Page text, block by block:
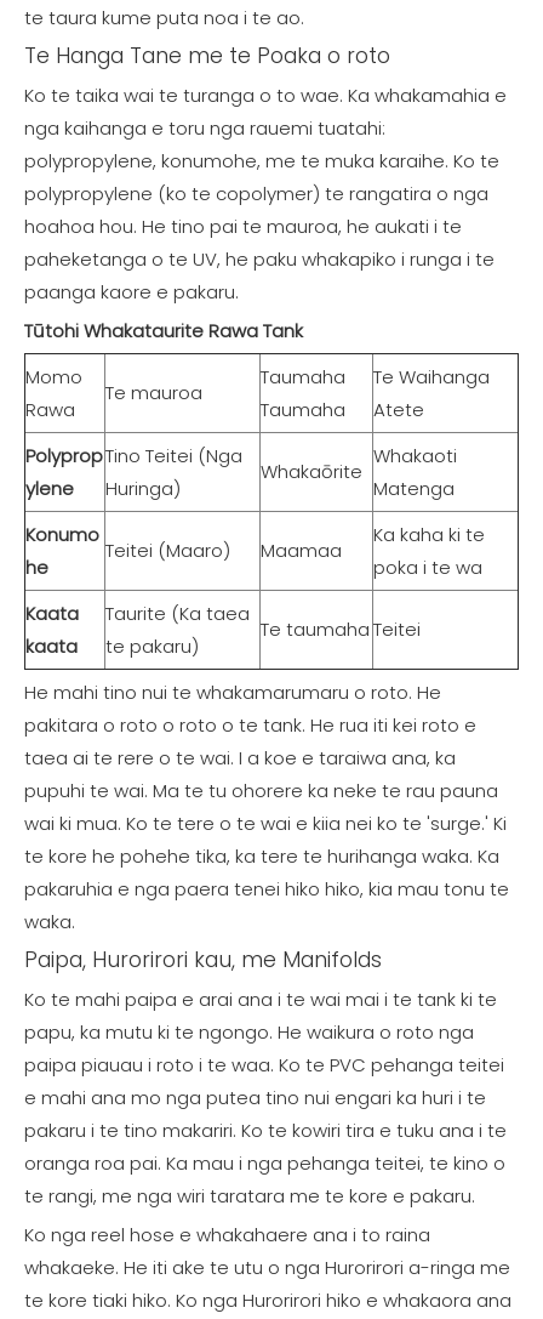
te taura kume puta noa i te ao.
Te Hanga Tane me te Poaka o roto
Ko te taika wai te turanga o to wae. Ka whakamahia e
nga kaihanga e toru nga rauemi tuatahi:
polypropylene, konumohe, me te muka karaihe. Ko te
polypropylene (ko te copolymer) te rangatira o nga
hoahoa hou. He tino pai te mauroa, he aukati i te
paheketanga o te UV, he paku whakapiko i runga i te
paanga kaore e pakaru.
Tūtohi Whakataurite Rawa Tank
Momo
Rawa
Te mauroa
Taumaha
Taumaha
Te Waihanga
Atete
Polyprop
ylene
Tino Teitei (Nga
Huringa)
Whakaōrite
Whakaoti
Matenga
Konumo
he
Teitei (Maaro) Maamaa
Ka kaha ki te
poka i te wa
Kaata
kaata
Taurite (Ka taea
te pakaru)
Te taumahaTeitei
He mahi tino nui te whakamarumaru o roto. He
pakitara o roto o roto o te tank. He rua iti kei roto e
taea ai te rere o te wai. I a koe e taraiwa ana, ka
pupuhi te wai. Ma te tu ohorere ka neke te rau pauna
wai ki mua. Ko te tere o te wai e kiia nei ko te 'surge.' Ki
te kore he pohehe tika, ka tere te hurihanga waka. Ka
pakaruhia e nga paera tenei hiko hiko, kia mau tonu te
waka.
Paipa, Hurorirori kau, me Manifolds
Ko te mahi paipa e arai ana i te wai mai i te tank ki te
papu, ka mutu ki te ngongo. He waikura o roto nga
paipa piauau i roto i te waa. Ko te PVC pehanga teitei
e mahi ana mo nga putea tino nui engari ka huri i te
pakaru i te tino makariri. Ko te kowiri tira e tuku ana i te
oranga roa pai. Ka mau i nga pehanga teitei, te kino o
te rangi, me nga wiri taratara me te kore e pakaru.
Ko nga reel hose e whakahaere ana i to raina
whakaeke. He iti ake te utu o nga Hurorirori a-ringa me
te kore tiaki hiko. Ko nga Hurorirori hiko e whakaora ana